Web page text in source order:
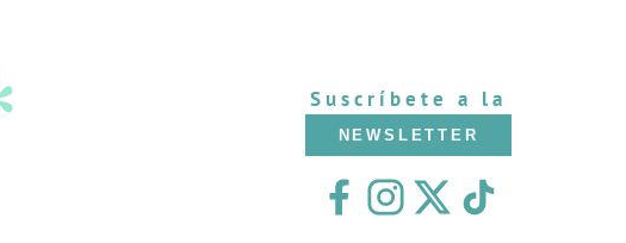
Suscríbete a la
NEWSLETTER